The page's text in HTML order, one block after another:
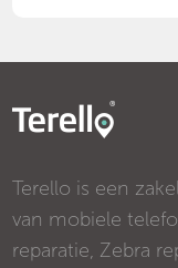
Terello is een
van mobiele
reparatie, Zebra